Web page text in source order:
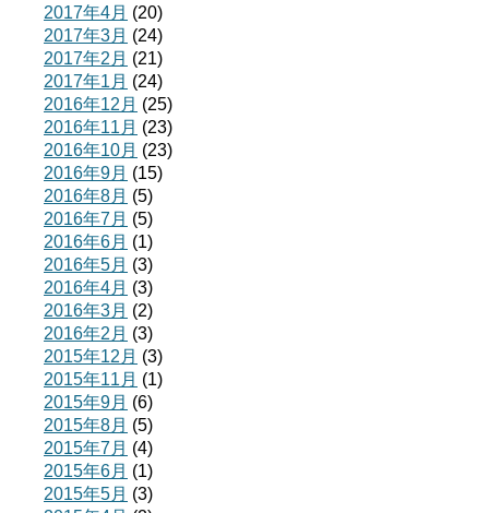
2017年4月 (20)
2017年3月 (24)
2017年2月 (21)
2017年1月 (24)
2016年12月 (25)
2016年11月 (23)
2016年10月 (23)
2016年9月 (15)
2016年8月 (5)
2016年7月 (5)
2016年6月 (1)
2016年5月 (3)
2016年4月 (3)
2016年3月 (2)
2016年2月 (3)
2015年12月 (3)
2015年11月 (1)
2015年9月 (6)
2015年8月 (5)
2015年7月 (4)
2015年6月 (1)
2015年5月 (3)